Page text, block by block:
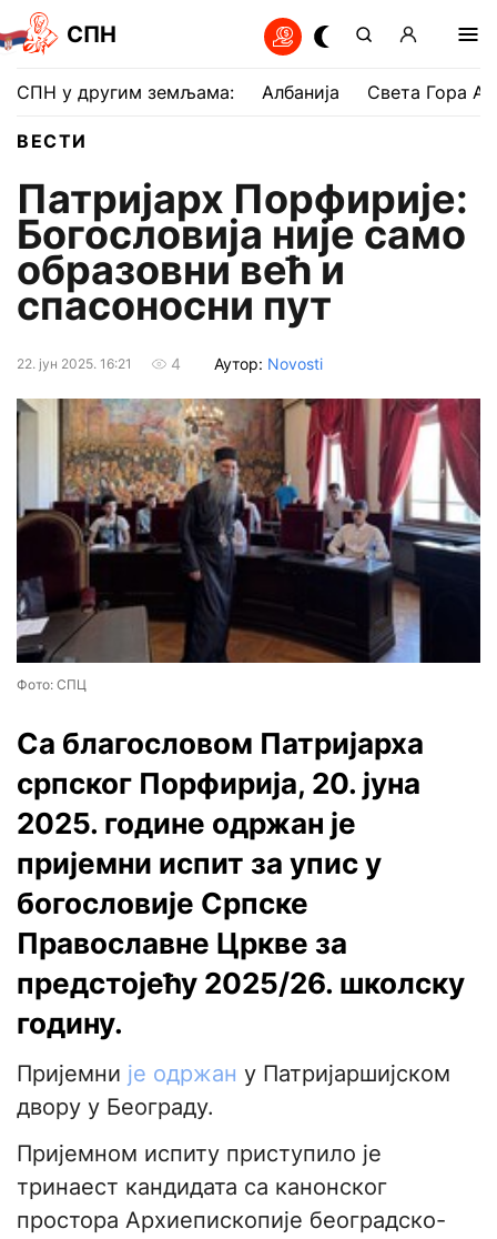
СПН
СПН у другим земљама: Албанија Света Гора
ВЕСТИ
Патријарх Порфирије:
Богословија није само
образовни већ и
спасоносни пут
22. јун 2025. 16:21 4 Аутор: Novosti
Фото: СПЦ
Са благословом Патријарха
српског Порфирија, 20. јуна
2025. године одржан је
пријемни испит за упис у
богословије Српске
Православне Цркве за
предстојећу 2025/26. школску
годину.
Пријемни је одржан у Патријаршијском
двору у Београду.
Пријемном испиту приступило је
тринаест кандидата са канонског
простора Архиепископије београдско-